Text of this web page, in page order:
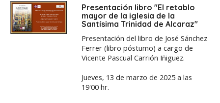
Presentación libro "El retablo
mayor de la iglesia de la
Santísima Trinidad de Alcaraz"
Presentación del libro de José Sánchez
Ferrer (libro póstumo) a cargo de
Vicente Pascual Carrión Iñiguez.
Jueves, 13 de marzo de 2025 a las
19'00 hr.